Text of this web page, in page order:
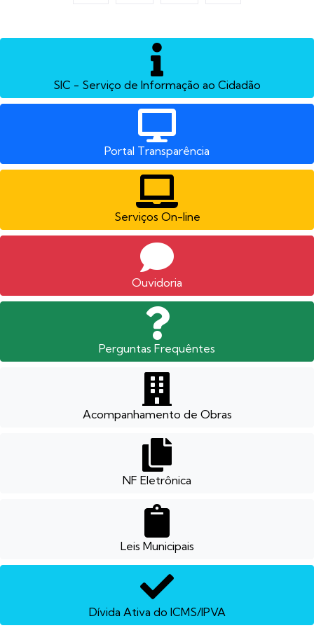
SIC - Serviço de Informação ao Cidadão
Portal Transparência
Serviços On-line
Ouvidoria
Perguntas Frequêntes
Acompanhamento de Obras
NF Eletrônica
Leis Municipais
Dívida Ativa do ICMS/IPVA